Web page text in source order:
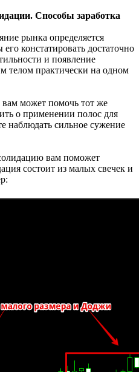
Способы заработка
рынка определяется
констатировать достаточно
и появление
телом практически на одном
может помочь тот же
о применении полос для
наблюдать сильное сужение
вам поможет
состоит из малых свечек и